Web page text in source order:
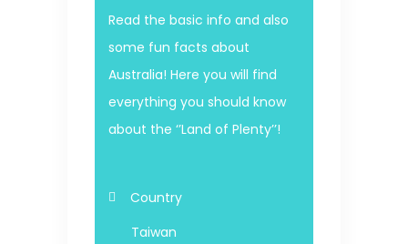
Read the basic info and also
some fun facts about
Australia! Here you will find
everything you should know
about the ‘’Land of Plenty’’!
Country
Taiwan